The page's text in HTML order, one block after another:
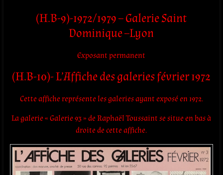
(H.B-9)-1972/1979 – Galerie Saint
Dominique –Lyon
Exposant permanent
(H.B-10)- L’Affiche des galeries février 1972
Cette affiche représente les galeries ayant exposé en 1972.
La galerie « Galerie 93 » de Raphaël Toussaint se situe en bas à
droite de cette affiche.